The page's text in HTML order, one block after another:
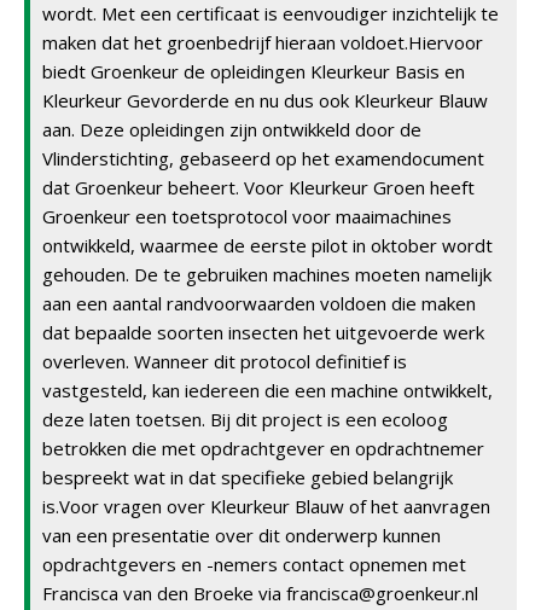
wordt. Met een certificaat is eenvoudiger inzichtelijk te
maken dat het groenbedrijf hieraan voldoet.Hiervoor
biedt Groenkeur de opleidingen Kleurkeur Basis en
Kleurkeur Gevorderde en nu dus ook Kleurkeur Blauw
aan. Deze opleidingen zijn ontwikkeld door de
Vlinderstichting, gebaseerd op het examendocument
dat Groenkeur beheert. Voor Kleurkeur Groen heeft
Groenkeur een toetsprotocol voor maaimachines
ontwikkeld, waarmee de eerste pilot in oktober wordt
gehouden. De te gebruiken machines moeten namelijk
aan een aantal randvoorwaarden voldoen die maken
dat bepaalde soorten insecten het uitgevoerde werk
overleven. Wanneer dit protocol definitief is
vastgesteld, kan iedereen die een machine ontwikkelt,
deze laten toetsen. Bij dit project is een ecoloog
betrokken die met opdrachtgever en opdrachtnemer
bespreekt wat in dat specifieke gebied belangrijk
is.Voor vragen over Kleurkeur Blauw of het aanvragen
van een presentatie over dit onderwerp kunnen
opdrachtgevers en -nemers contact opnemen met
Francisca van den Broeke via francisca@groenkeur.nl